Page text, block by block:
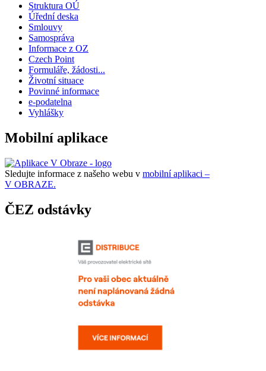
Struktura OÚ
Úřední deska
Smlouvy
Samospráva
Informace z OZ
Czech Point
Formuláře, žádosti...
Životní situace
Povinné informace
e-podatelna
Vyhlášky
Mobilní aplikace
Sledujte informace z našeho webu v mobilní aplikaci –
V OBRAZE.
ČEZ odstávky